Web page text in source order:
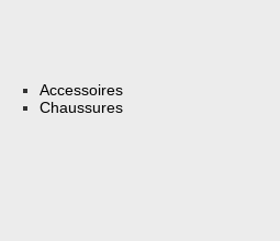
Accessoires
Chaussures